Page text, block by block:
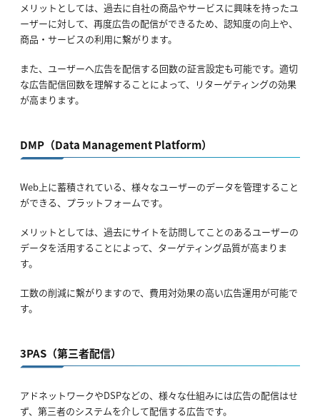
メリットとしては、過去に自社の商品やサービスに興味を持ったユ
ーザーに対して、再度広告の配信ができるため、認知度の向上や、
商品・サービスの利用に繋がります。
また、ユーザーへ広告を配信する回数の証言設定も可能です。適切
な広告配信回数を理解することによって、リターゲティングの効果
が高まります。
DMP（Data Management Platform）
Web上に蓄積されている、様々なユーザーのデータを管理すること
ができる、プラットフォームです。
メリットとしては、過去にサイトを訪問してことのあるユーザーの
データを活用することによって、ターゲティング品質が高まりま
す。
工数の削減に繋がりますので、費用対効果の高い広告運用が可能で
す。
3PAS（第三者配信）
アドネットワークやDSPなどの、様々な仕組みには広告の配信はせ
ず、第三者のシステムを介して配信する広告です。